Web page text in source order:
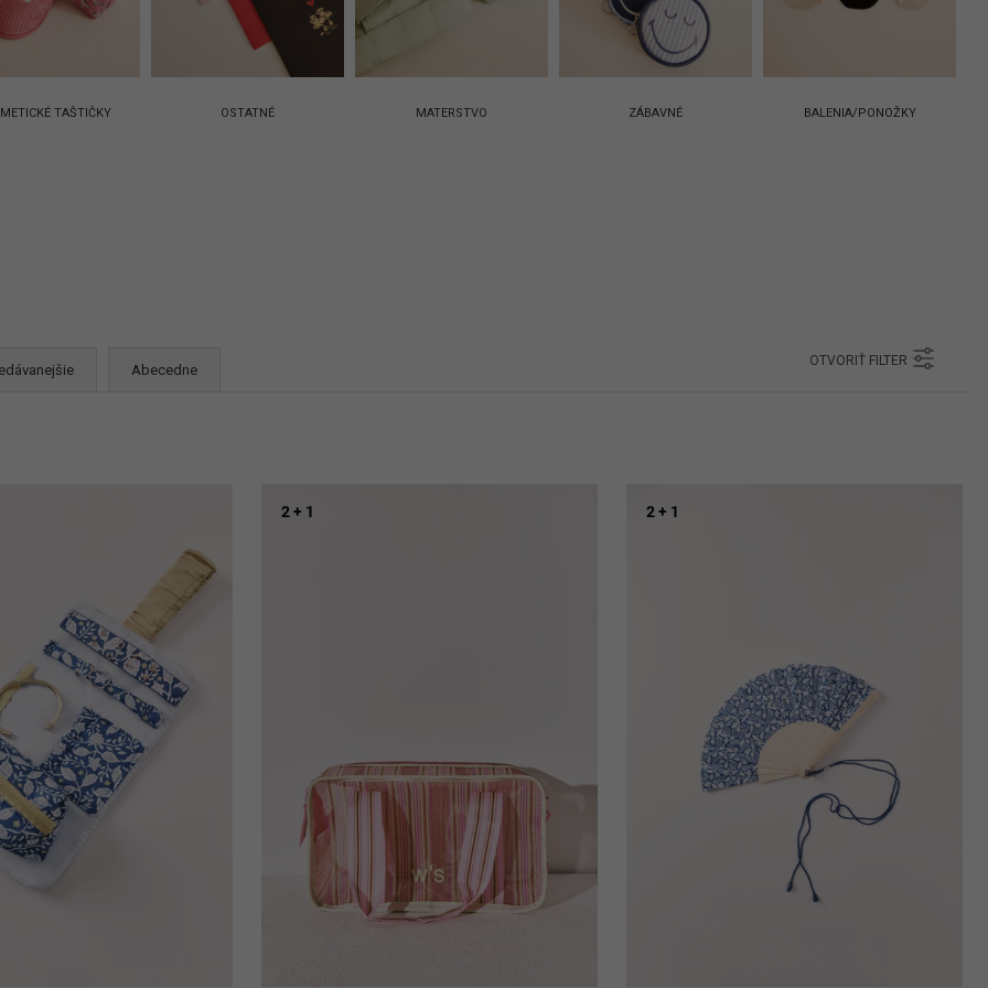
TAŠTIČKY OSTATNÉ MATERSTVO ZÁBAVNÉ BALENIA/PONOŽKY
Abecedne
OTVORIŤ FILTER
2 + 1 2 + 1
Vložením e-mailu súhlasíte s podmienkami ochrany